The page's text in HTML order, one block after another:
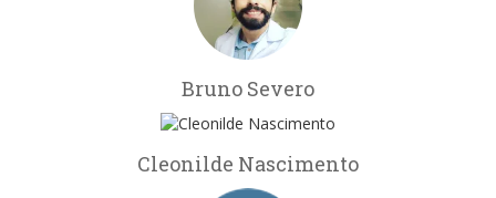
Bruno Severo
Cleonilde Nascimento